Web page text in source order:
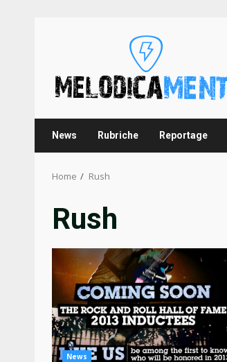
News Rubriche Reportage
Home Rush
Rush
News